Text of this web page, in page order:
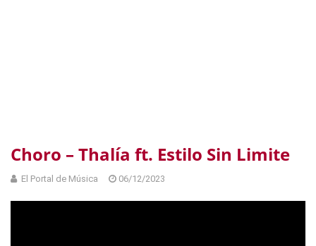
Choro – Thalía ft. Estilo Sin Limite
El Portal de Música 06/12/2023